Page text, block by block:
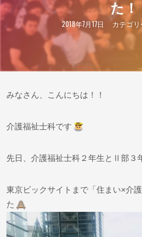
た！
2018年7月17日 カテゴリ
みなさん、こんにちは！！
介護福祉士科です
先日、介護福祉士科２年生とⅡ部３
東京ビックサイトまで「住まい×介
た